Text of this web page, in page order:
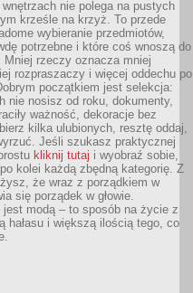
nie polega na pustych
krześle na krzyż. To przede
wybieranie przedmiotów,
potrzebne i które coś wnoszą do
Mniej rzeczy oznacza mniej
rozpraszaczy i więcej oddechu po
początkiem jest selekcja:
nie nosisz od roku, dokumenty,
ważność, dekoracje bez
kilka ulubionych, resztę oddaj,
Jeśli szukasz praktycznej
kliknij tutaj i wyobraź sobie,
kolei każdą zbędną kategorię. Z
że wraz z porządkiem w
się porządek w głowie.
jest modą – to sposób na życie z
hałasu i większą ilością tego, co